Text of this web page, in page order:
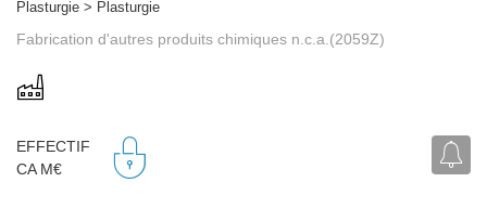
Plasturgie > Plasturgie
Fabrication d'autres produits chimiques n.c.a.(2059Z)
EFFECTIF
CA M€